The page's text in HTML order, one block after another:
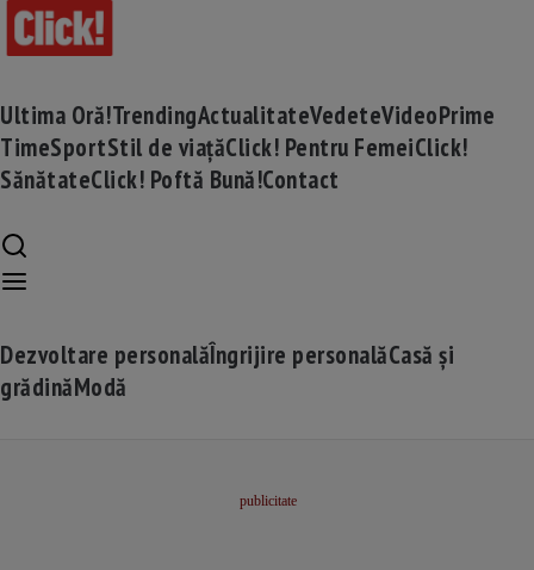
Ultima Oră!TrendingActualitateVedeteVideoPrime
TimeSportStil de viațăClick! Pentru FemeiClick!
SănătateClick! Poftă Bună!Contact
Dezvoltare personalăÎngrijire personalăCasă și
grădinăModă